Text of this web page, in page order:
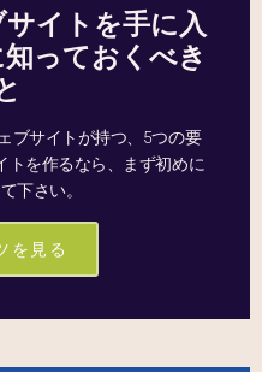
サイトを手に入
っておくべき
ブサイトが持つ、5つの要
トを作るなら、まず初めに
下さい。
を見る